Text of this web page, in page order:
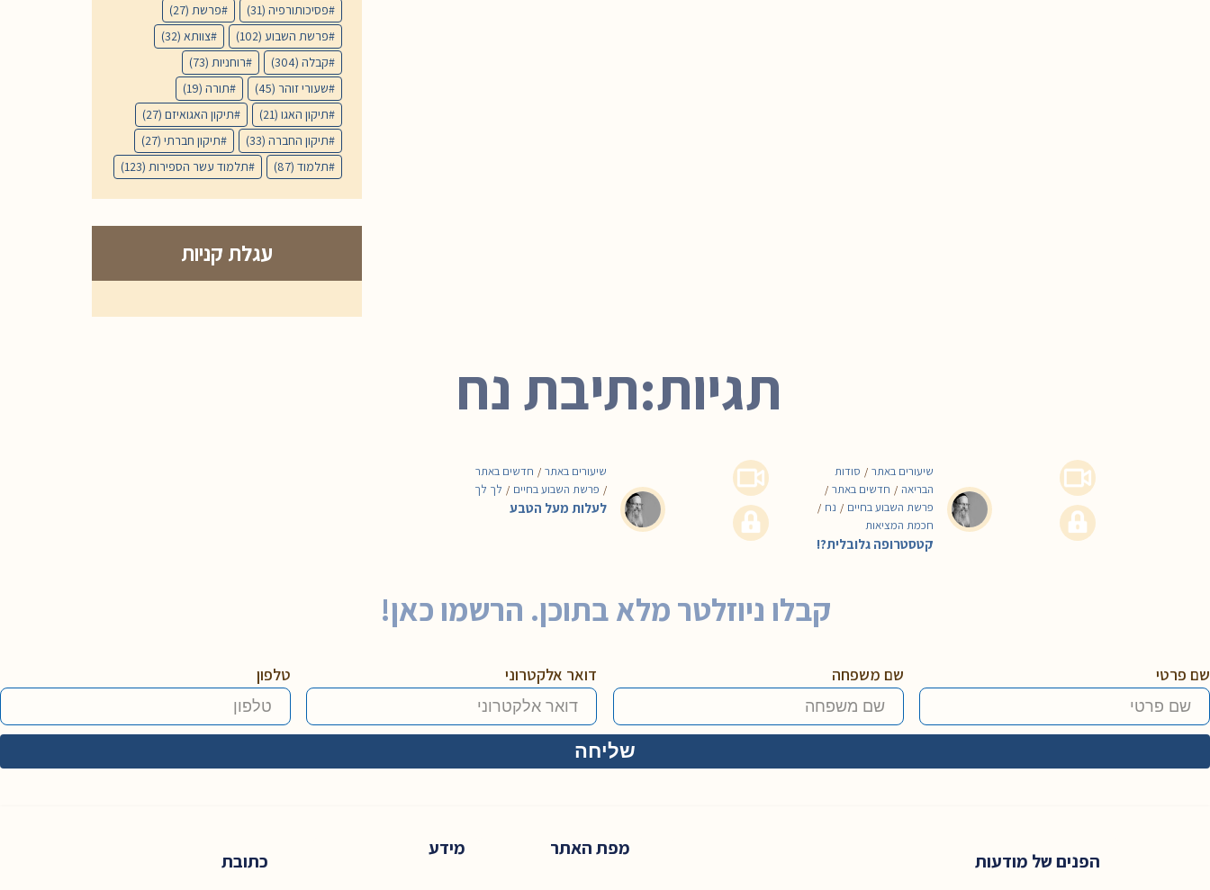
פסיכותורפיה (31) פרשת (27)
פרשת השבוע (102) צוותא (32)
קבלה (304) רוחניות (73)
שעורי זוהר (45) תורה (19)
תיקון האגו (21) תיקון האגואיזם (27)
תיקון החברה (33) תיקון חברתי (27)
תלמוד (87) תלמוד עשר הספירות (123)
עגלת קניות
תגיות:תיבת נח
שיעורים באתר / סודות
הבריאה / חדשים באתר /
פרשת השבוע בחיים / נח /
חכמת המציאות
קטסטרופה גלובלית?!
שיעורים באתר / חדשים באתר
/ פרשת השבוע בחיים / לך לך
לעלות מעל הטבע
קבלו ניוזלטר מלא בתוכן. הרשמו כאן!
שם פרטי שם משפחה דואר אלקטרוני טלפון
כתובת
מפת האתר מידע
הפנים של מודעות